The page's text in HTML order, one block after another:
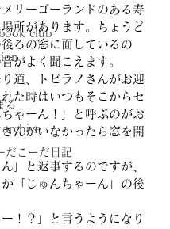
club
る
だこーだ日記
リーゴーランドのある寿
所があります。ちょうど
ろの窓に面しているの
がよく聞こえます。
道、トビラノさんがお迎
た時はいつもそこからセ
ゃーん！」と呼ぶのがお
んがいなかったら窓を開
ん」と返事するのですが、
「じゅんちゃーん」の後
ー！？」と言うようになり